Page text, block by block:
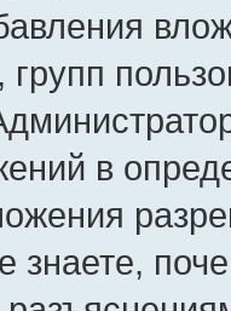
в
знаете,